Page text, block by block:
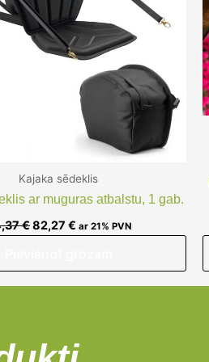
Kajaka sēdeklis
ar muguras atbalstu, 1 gab.
€82,27 € ar 21% PVN